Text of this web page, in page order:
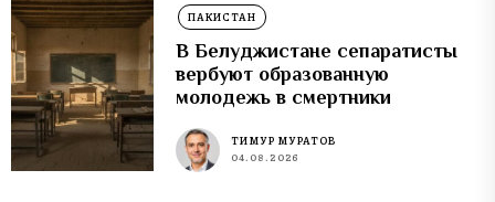
ПАКИСТАН
В Белуджистане сепаратисты
вербуют образованную
молодежь в смертники
ТИМУР МУРАТОВ
04.08.2026